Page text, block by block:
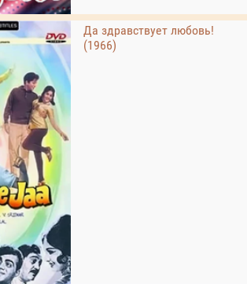
Да здравствует любовь!
(1966)